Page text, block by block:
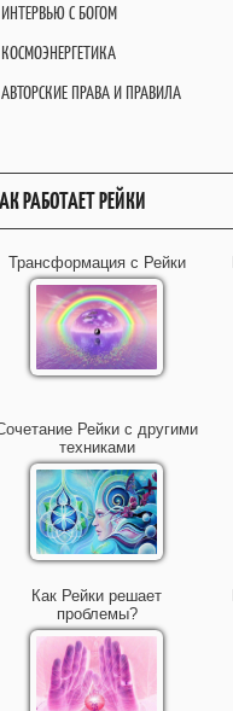
ИНТЕРВЬЮ С БОГОМ
КОСМОЭНЕРГЕТИКА
АВТОРСКИЕ ПРАВА И ПРАВИЛА
РАБОТАЕТ РЕЙКИ
Трансформация с Рейки
Рейки с другими
техниками
Как Рейки решает
проблемы?